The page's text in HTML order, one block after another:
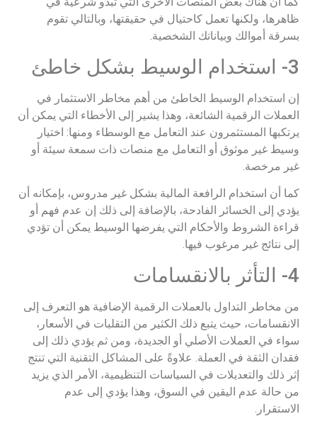
ظاهرها، ولكنها تعمل كاحتيال في حقيقتها، وبالتالي تقوم
بسرقة أموالك وبياناتك الشخصية.
3- استخدام الوسيط بشكل خاطئ
إن استخدام الوسيط الخاطئ من أهم مخاطر الاستثمار في
العملات الرقمية الشائعة، وهذا يشير إلى الأخطاء التي يمكن أن
يرتكبها المستثمرون عند التعامل مع الوسطاء ومنها: اختيار
وسيط غير موثوق أو التعامل مع منصات ذات سمعة سيئة أو
غير مرخصة.
كما أن استخدام الرافعة المالية بشكل غير مدروس، بإمكانه أن
يؤدي إلى الخسائر الفادحة، بالإضافة إلى ذلك إن عدم فهم أو
قراءة الشروط والأحكام التي يفرضها الوسيط يمكن أن تؤدي
إلى نتائج غير مرغوب فيها.
4- التأثر بالانقسامات
من مخاطر التداول بالعملات الرقمية الإضافية هو التعرف إلى
الانقسامات، حيث يتبع ذلك الكثير من التقلبات في الأسعار،
سواء في العملات الأصلي أو الجديدة، ومن ثم يؤدي ذلك إلى
فقدان الثقة في العملة. علاوةً على المشاكل التقنية التي تنتج
إثر ذلك والتعديلات في السياسات التنظيمية، الأمر الذي يزيد
من حالة عدم اليقين في السوق، وهذا يؤدي إلى عدم
الاستقرار.